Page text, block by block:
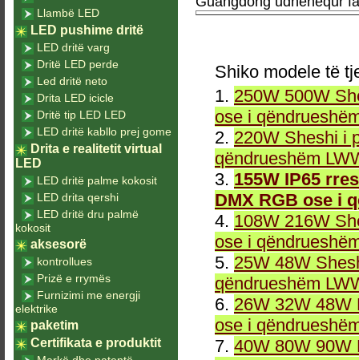
Shiko modele të
1. 250W 500W
ose i
2. 220W Sheshi i
qëndrueshëm
3. 155W IP65
DMX RGB ose i
4. 108W 216W
ose i
5. 25W 48W
qëndrueshëm
6. 26W 32W 48W
ose i
7. 40W 80W 90W
Llambë LED
LED pushime dritë
LED dritë varg
Dritë LED perde
Led dritë neto
Drita LED icicle
Dritë tip LED LED
LED dritë kabllo prej gome
Drita e realitetit virtual
LED
LED dritë palme kokosit
LED drita qershi
LED dritë dru palmë
kokosit
aksesorë
kontrollues
Prizë e rrymës
Furnizimi me energji
elektrike
paketim
Certifikata e produktit